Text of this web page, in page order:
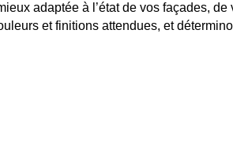
adaptée à l’état de vos façades,
et finitions attendues, et